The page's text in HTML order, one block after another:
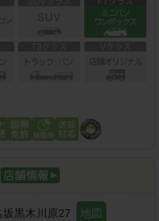
黒木川原27 地図